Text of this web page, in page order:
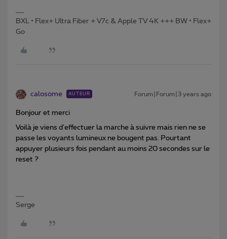
BXL • Flex+ Ultra Fiber + V7c & Apple TV 4K +++ BW • Flex+
Go
calosome AUTEUR Forum|Forum|3 years ago
Bonjour et merci
Voilà je viens d'effectuer la marche à suivre mais rien ne se
passe les voyants lumineux ne bougent pas. Pourtant
appuyer plusieurs fois pendant au moins 20 secondes sur le
reset ?
Serge